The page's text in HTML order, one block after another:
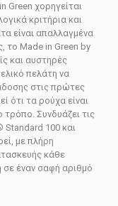
Green χορηγείται
κριτήρια και
είναι απαλλαγμένα
το Made in Green by
και αυστηρές
πελάτη να
στις πρώτες
ότι τα ρούχα είναι
Συνδυάζει τις
Standard 100 και
με πλήρη
κάθε
σε έναν σαφή αριθμό